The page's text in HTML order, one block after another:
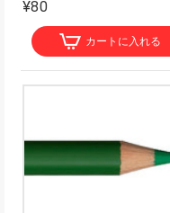
¥80
カートに入れる